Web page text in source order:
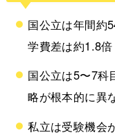
国公立は年間約
学費差は約1.8倍
国公立は5〜7科
略が根本的に異
私立は受験機会